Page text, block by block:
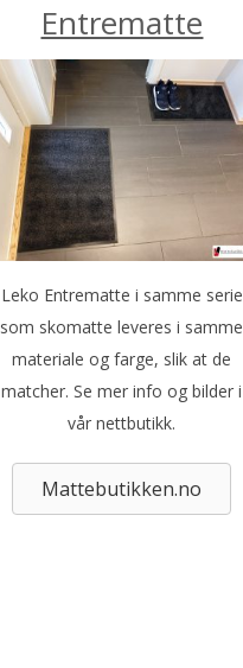
Entrematte
Leko Entrematte i samme serie
som skomatte leveres i samme
materiale og farge, slik at de
matcher. Se mer info og bilder i
vår nettbutikk.
Mattebutikken.no